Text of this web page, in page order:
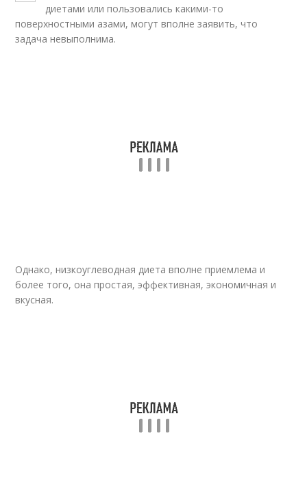
диетами или пользовались какими-то
поверхностными азами, могут вполне заявить, что
задача невыполнима.
Однако, низкоуглеводная диета вполне приемлема и
более того, она простая, эффективная, экономичная и
вкусная.